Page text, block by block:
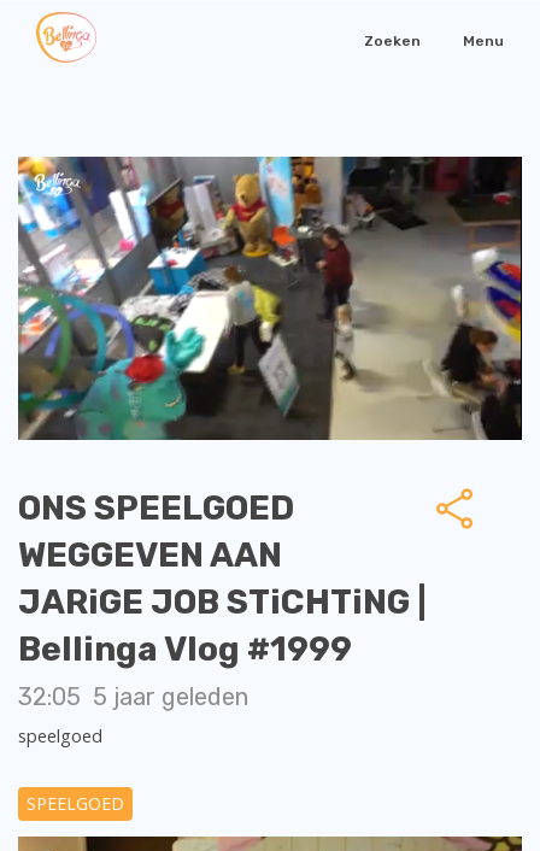
Zoeken Menu
ONS SPEELGOED
WEGGEVEN AAN
JARiGE JOB STiCHTiNG |
Bellinga Vlog #1999
32:05 5 jaar geleden
speelgoed
SPEELGOED